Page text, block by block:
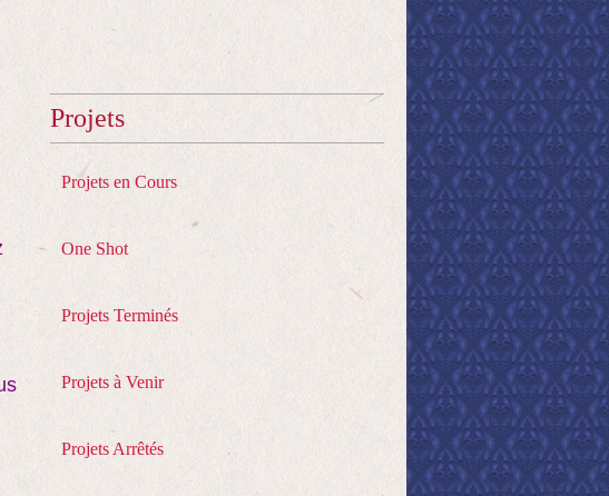
Projets
Projets en Cours
One Shot
Projets Terminés
Projets à Venir
Projets Arrêtés